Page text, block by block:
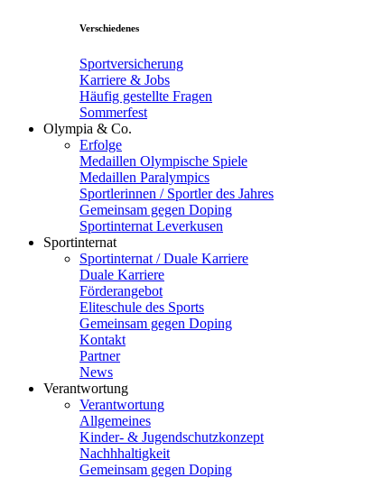
Verschiedenes
Sportversicherung
Karriere & Jobs
Häufig gestellte Fragen
Sommerfest
Olympia & Co.
Erfolge
Medaillen Olympische Spiele
Medaillen Paralympics
Sportlerinnen / Sportler des Jahres
Gemeinsam gegen Doping
Sportinternat Leverkusen
Sportinternat
Sportinternat / Duale Karriere
Duale Karriere
Förderangebot
Eliteschule des Sports
Gemeinsam gegen Doping
Kontakt
Partner
News
Verantwortung
Verantwortung
Allgemeines
Kinder- & Jugendschutzkonzept
Nachhhaltigkeit
Gemeinsam gegen Doping